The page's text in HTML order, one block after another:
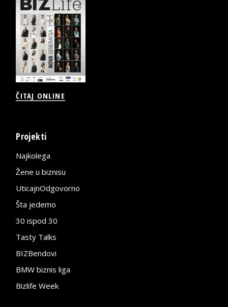
ČITAJ ONLINE
Projekti
Najkolega
Žene u biznisu
UticajnOdgovorno
Šta jedemo
30 ispod 30
Tasty Talks
BIZBendovi
BMW biznis liga
Bizlife Week